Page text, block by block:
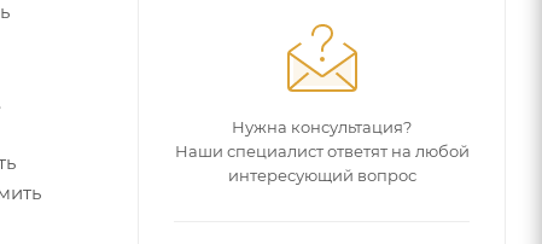
Нужна консультация?
Наши специалист ответят на любой
интересующий вопрос